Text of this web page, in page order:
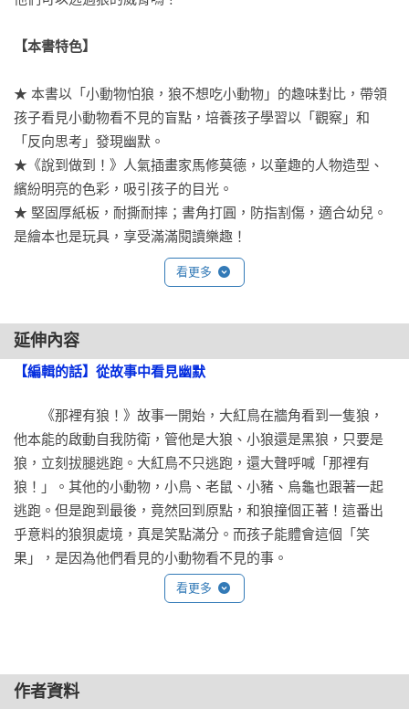
【本書特色】
★ 本書以「小動物怕狼，狼不想吃小動物」的趣味對比，帶領
孩子看見小動物看不見的盲點，培養孩子學習以「觀察」和
「反向思考」發現幽默。
★《說到做到！》人氣插畫家馬修莫德，以童趣的人物造型、
繽紛明亮的色彩，吸引孩子的目光。
★ 堅固厚紙板，耐撕耐摔；書角打圓，防指割傷，適合幼兒。
是繪本也是玩具，享受滿滿閱讀樂趣！
看更多
延伸內容
【編輯的話】從故事中看見幽默
《那裡有狼！》故事一開始，大紅鳥在牆角看到一隻狼，
他本能的啟動自我防衛，管他是大狼、小狼還是黑狼，只要是
狼，立刻拔腿逃跑。大紅鳥不只逃跑，還大聲呼喊「那裡有
狼！」。其他的小動物，小鳥、老鼠、小豬、烏龜也跟著一起
逃跑。但是跑到最後，竟然回到原點，和狼撞個正著！這番出
乎意料的狼狽處境，真是笑點滿分。而孩子能體會這個「笑
果」，是因為他們看見的小動物看不見的事。
什麼是孩子看得見，小動物卻沒發現的事？
3. 當與狼再度相遇，小動物還是沒發現問題的盲點，再次轉頭
逃跑。
看更多
作者資料